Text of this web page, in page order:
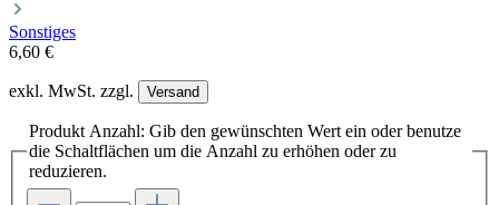
Sonstiges
6,60 €
exkl. MwSt. zzgl. Versand
Produkt Anzahl: Gib den gewünschten Wert ein oder benutze
die Schaltflächen um die Anzahl zu erhöhen oder zu
reduzieren.